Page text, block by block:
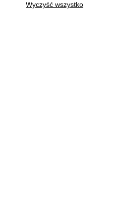
Wyczyść wszystko